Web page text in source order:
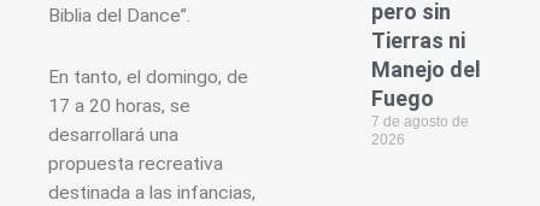
Biblia del Dance”.
En tanto, el domingo, de
17 a 20 horas, se
desarrollará una
propuesta recreativa
destinada a las infancias,
pero sin
Tierras ni
Manejo del
Fuego
7 de agosto de
2026